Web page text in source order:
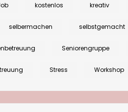
kostenlos kreativ
selbermachen selbstgemacht
Seniorengruppe
Stress Workshop